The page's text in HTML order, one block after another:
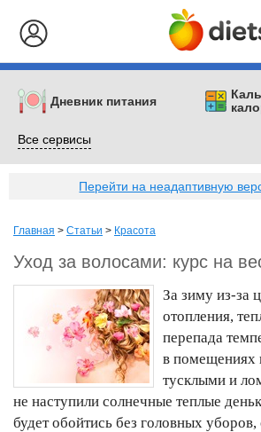
Дневник питания
Все сервисы
Перейти на неадаптивную
Главная > Статьи > Красота
Уход за волосами: курс на
За зиму из-за
отопления,
перепада
в помещениях
тусклыми и
не наступили солнечные теплые
будет обойтись без головных уборов,